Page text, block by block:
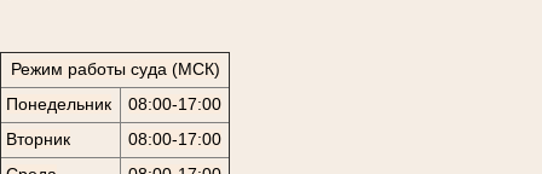
Режим работы суда (МСК)
Понедельник
08:00-17:00
Вторник
08:00-17:00